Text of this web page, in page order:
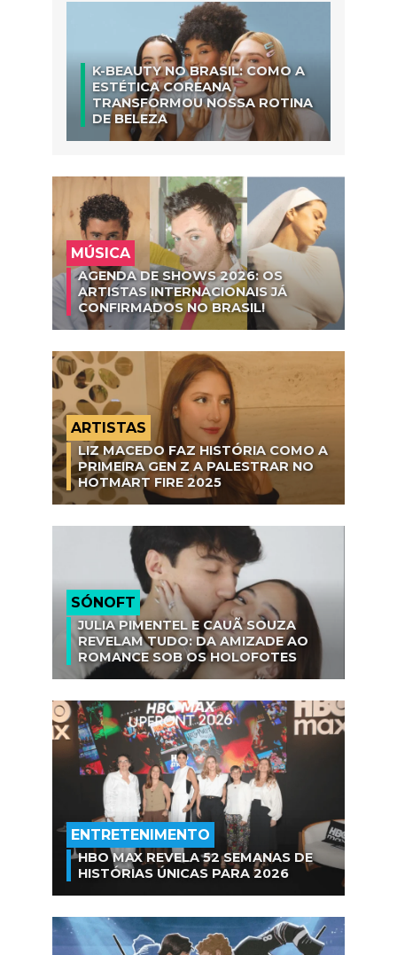
K-BEAUTY NO BRASIL: COMO A
ESTÉTICA COREANA
TRANSFORMOU NOSSA ROTINA
DE BELEZA
MÚSICA
AGENDA DE SHOWS 2026: OS
ARTISTAS INTERNACIONAIS JÁ
CONFIRMADOS NO BRASIL!
ARTISTAS
LIZ MACEDO FAZ HISTÓRIA COMO A
PRIMEIRA GEN Z A PALESTRAR NO
HOTMART FIRE 2025
SÓNOFT
JULIA PIMENTEL E CAUÃ SOUZA
REVELAM TUDO: DA AMIZADE AO
ROMANCE SOB OS HOLOFOTES
ENTRETENIMENTO
HBO MAX REVELA 52 SEMANAS DE
HISTÓRIAS ÚNICAS PARA 2026